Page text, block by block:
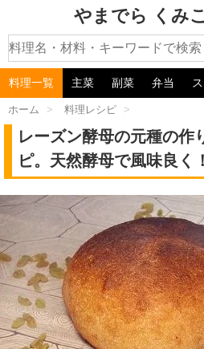
やまでら くみ
料理一覧 主菜 副菜 弁当
ホーム > 料理レシピ >
レーズン酵母の元種の作
ピ。天然酵母で風味良く！